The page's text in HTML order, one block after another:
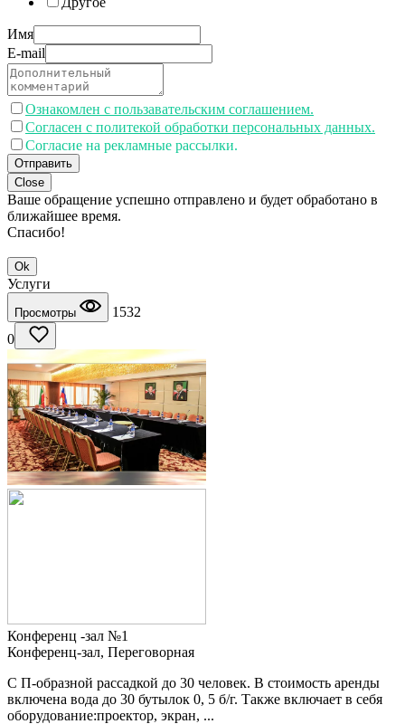
Имя
E-mail
Ознакомлен с пользавательским соглашением.
Согласен с политекой обработки персональных данных.
Согласие на рекламные рассылки.
Отправить
Close
Ваше обращение успешно отправлено и будет обработано в
ближайшее время.
Спасибо!
Ok
Услуги
Просмотры
1532
0
Конференц -зал №1
Конференц-зал, Переговорная
С П-образной рассадкой до 30 человек. В стоимость аренды
включена вода до 30 бутылок 0, 5 б/г. Также включает в себя
оборудование:проектор, экран, ...